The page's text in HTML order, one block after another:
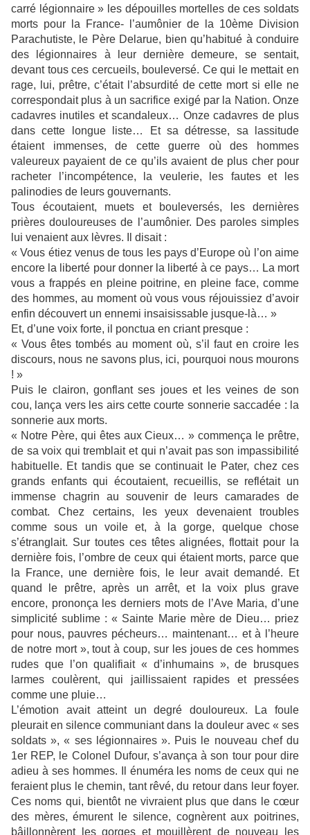
carré légionnaire » les dépouilles mortelles de ces soldats
morts pour la France- l’aumônier de la 10ème Division
Parachutiste, le Père Delarue, bien qu’habitué à conduire
des légionnaires à leur dernière demeure, se sentait,
devant tous ces cercueils, bouleversé. Ce qui le mettait en
rage, lui, prêtre, c’était l’absurdité de cette mort si elle ne
correspondait plus à un sacrifice exigé par la Nation. Onze
cadavres inutiles et scandaleux… Onze cadavres de plus
dans cette longue liste… Et sa détresse, sa lassitude
étaient immenses, de cette guerre où des hommes
valeureux payaient de ce qu’ils avaient de plus cher pour
racheter l’incompétence, la veulerie, les fautes et les
palinodies de leurs gouvernants.
Tous écoutaient, muets et bouleversés, les dernières
prières douloureuses de l’aumônier. Des paroles simples
lui venaient aux lèvres. Il disait :
« Vous étiez venus de tous les pays d’Europe où l’on aime
encore la liberté pour donner la liberté à ce pays… La mort
vous a frappés en pleine poitrine, en pleine face, comme
des hommes, au moment où vous vous réjouissiez d’avoir
enfin découvert un ennemi insaisissable jusque-là… »
Et, d’une voix forte, il ponctua en criant presque :
« Vous êtes tombés au moment où, s’il faut en croire les
discours, nous ne savons plus, ici, pourquoi nous mourons
! »
Puis le clairon, gonflant ses joues et les veines de son
cou, lança vers les airs cette courte sonnerie saccadée : la
sonnerie aux morts.
« Notre Père, qui êtes aux Cieux… » commença le prêtre,
de sa voix qui tremblait et qui n’avait pas son impassibilité
habituelle. Et tandis que se continuait le Pater, chez ces
grands enfants qui écoutaient, recueillis, se reflétait un
immense chagrin au souvenir de leurs camarades de
combat. Chez certains, les yeux devenaient troubles
comme sous un voile et, à la gorge, quelque chose
s’étranglait. Sur toutes ces têtes alignées, flottait pour la
dernière fois, l’ombre de ceux qui étaient morts, parce que
la France, une dernière fois, le leur avait demandé. Et
quand le prêtre, après un arrêt, et la voix plus grave
encore, prononça les derniers mots de l’Ave Maria, d’une
simplicité sublime : « Sainte Marie mère de Dieu… priez
pour nous, pauvres pécheurs… maintenant… et à l’heure
de notre mort », tout à coup, sur les joues de ces hommes
rudes que l’on qualifiait « d’inhumains », de brusques
larmes coulèrent, qui jaillissaient rapides et pressées
comme une pluie…
L’émotion avait atteint un degré douloureux. La foule
pleurait en silence communiant dans la douleur avec « ses
soldats », « ses légionnaires ». Puis le nouveau chef du
1er REP, le Colonel Dufour, s’avança à son tour pour dire
adieu à ses hommes. Il énuméra les noms de ceux qui ne
feraient plus le chemin, tant rêvé, du retour dans leur foyer.
Ces noms qui, bientôt ne vivraient plus que dans le cœur
des mères, émurent le silence, cognèrent aux poitrines,
bâillonnèrent les gorges et mouillèrent de nouveau les